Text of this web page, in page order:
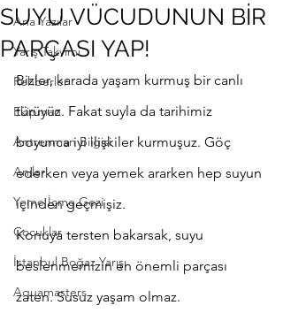
Ana Yazılar
Yarış Takvimi
Rehberler
Ekipman
Antrenman Bilgisi
Anılar
Yeme İçme Gezi
Çocuklar
İstanbul Boğaz Yarışı
Aquamasters
SUYU VÜCUDUNUN BİR
PARÇASI YAP!
Bizler, karada yaşam kurmuş bir canlı
türüyüz. Fakat suyla da tarihimiz
boyunca iyi ilişkiler kurmuşuz. Göç
ederken veya yemek ararken hep suyun
içinden geçmişiz.
Konuya tersten bakarsak, suyu
beslenmemizin en önemli parçası
zaten. Susuz yaşam olmaz.